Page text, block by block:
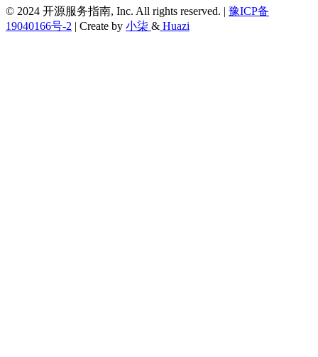
© 2024 开源服务指南, Inc. All rights reserved. | 豫ICP备
19040166号-2 | Create by 小柒 & Huazi